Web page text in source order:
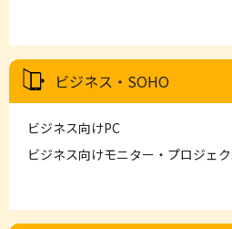
ビジネス・SOHO
ビジネス向けPC
ビジネス向けモニター・プロジェク